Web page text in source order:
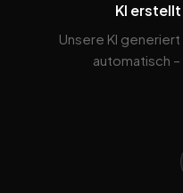
KI
Unsere KI
automatisch